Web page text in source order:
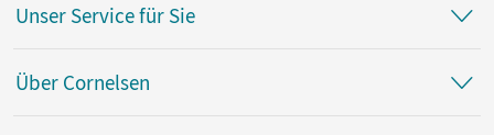
Unser Service für Sie
Über Cornelsen